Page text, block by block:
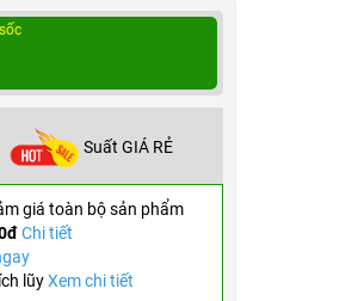
Suất GIÁ RẺ
giá toàn bộ sản phẩm
Chi tiết
lũyXem chi tiết